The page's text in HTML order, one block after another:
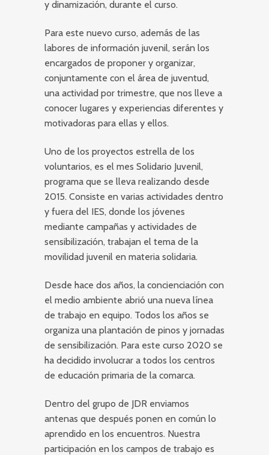
y dinamización, durante el curso.
Para este nuevo curso, además de las
labores de información juvenil, serán los
encargados de proponer y organizar,
conjuntamente con el área de juventud,
una actividad por trimestre, que nos lleve a
conocer lugares y experiencias diferentes y
motivadoras para ellas y ellos.
Uno de los proyectos estrella de los
voluntarios, es el mes Solidario Juvenil,
programa que se lleva realizando desde
2015. Consiste en varias actividades dentro
y fuera del IES, donde los jóvenes
mediante campañas y actividades de
sensibilización, trabajan el tema de la
movilidad juvenil en materia solidaria.
Desde hace dos años, la concienciación con
el medio ambiente abrió una nueva línea
de trabajo en equipo. Todos los años se
organiza una plantación de pinos y jornadas
de sensibilización. Para este curso 2020 se
ha decidido involucrar a todos los centros
de educación primaria de la comarca.
Dentro del grupo de JDR enviamos
antenas que después ponen en común lo
aprendido en los encuentros. Nuestra
participación en los campos de trabajo es